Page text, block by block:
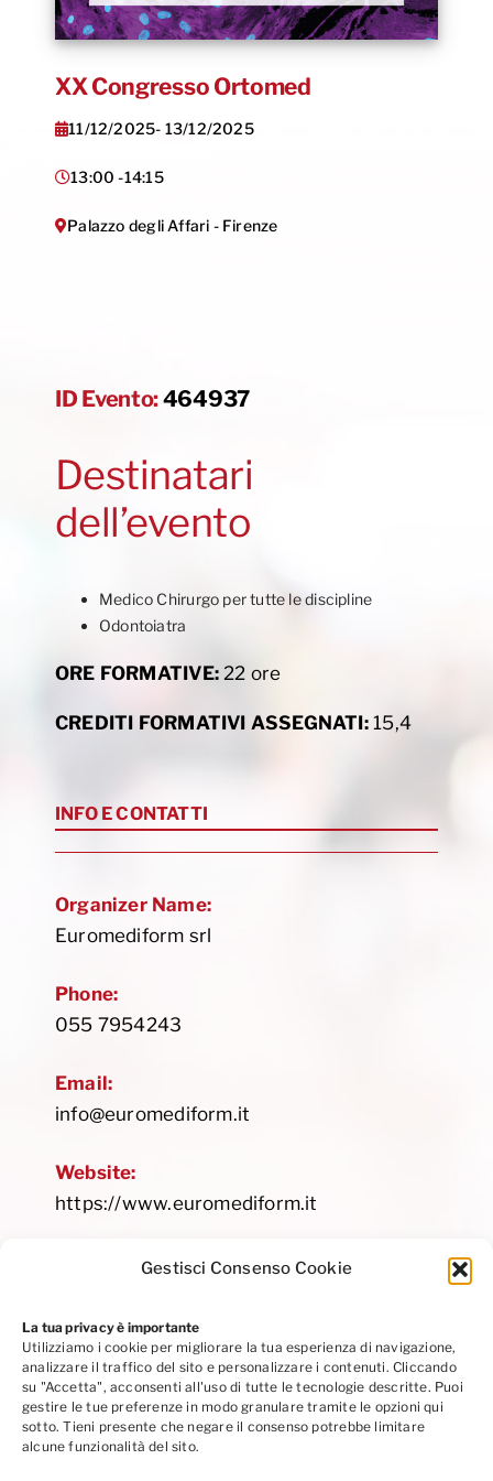
Gestisci Consenso Cookie
La tua privacy è importante
Utilizziamo i cookie per migliorare la tua esperienza di navigazione,
analizzare il traffico del sito e personalizzare i contenuti. Cliccando
su "Accetta", acconsenti all'uso di tutte le tecnologie descritte. Puoi
gestire le tue preferenze in modo granulare tramite le opzioni qui
sotto. Tieni presente che negare il consenso potrebbe limitare
alcune funzionalità del sito.
XX Congresso Ortomed
11/12/2025- 13/12/2025
13:00 -14:15
Palazzo degli Affari - Firenze
ID Evento:464937
Destinatari
dell’evento
Medico Chirurgo per tutte le discipline
Odontoiatra
ORE FORMATIVE:22 ore
CREDITI FORMATIVI ASSEGNATI:15,4
INFO E CONTATTI
Organizer Name:
Euromediform srl
Phone:
055 7954243
Email:
info@euromediform.it
Website:
https://www.euromediform.it
Privacy Policy|Cookie Policy|Codice Etico
Seguici su Linkedin